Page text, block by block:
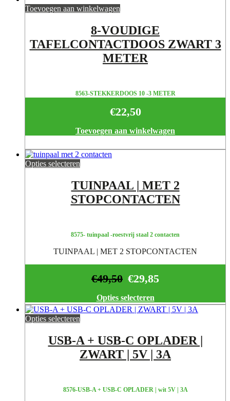
Toevoegen aan winkelwagen
8-VOUDIGE
TAFELCONTACTDOOS ZWART 3
METER
8563-STEKKERDOOS 10 -3 METER
€22,50
Toevoegen aan winkelwagen
Opties selecteren
TUINPAAL | MET 2
STOPCONTACTEN
8575- tuinpaal -roestvrij staal 2 contacten
TUINPAAL | MET 2 STOPCONTACTEN
€29,85
€49,50
Opties selecteren
Opties selecteren
USB-A + USB-C OPLADER |
ZWART | 5V | 3A
8576-USB-A + USB-C OPLADER | wit 5V | 3A